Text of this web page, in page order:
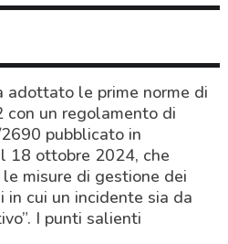
adottato le prime norme di
un regolamento di
pubblicato in
18 ottobre 2024, che
misure di gestione dei
in cui un incidente sia da
I punti salienti